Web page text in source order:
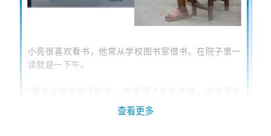
小亮很喜欢看书，他常从学校图书室借书，在院子里一
读就是一下午。
因为我看书，所以我的语文成绩在班上遥遥领先。”
查看更多